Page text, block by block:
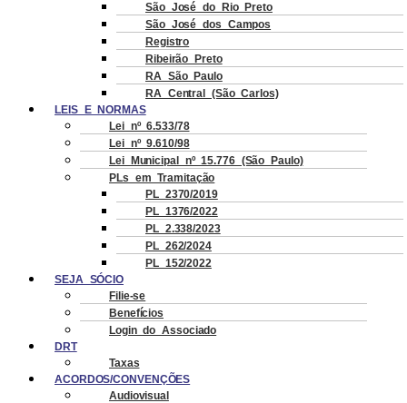
São José do Rio Preto
São José dos Campos
Registro
Ribeirão Preto
RA São Paulo
RA Central (São Carlos)
LEIS E NORMAS
Lei nº 6.533/78
Lei nº 9.610/98
Lei Municipal nº 15.776 (São Paulo)
PLs em Tramitação
PL 2370/2019
PL 1376/2022
PL 2.338/2023
PL 262/2024
PL 152/2022
SEJA SÓCIO
Filie-se
Benefícios
Login do Associado
DRT
Taxas
ACORDOS/CONVENÇÕES
Audiovisual